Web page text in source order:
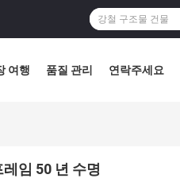
여행 품질 관리 연락주세요
임 50 년 수명